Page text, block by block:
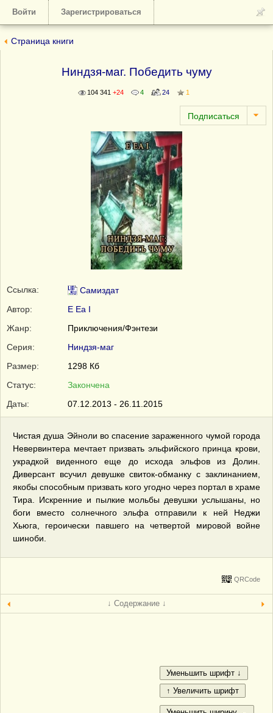
Войти Зарегистрироваться
Страница книги
Ниндзя-маг. Победить чуму
104 341 +24 4 24 1
Ссылка:
Самиздат
Автор:
E Ea I
Жанр:
Приключения/Фэнтези
Серия:
Ниндзя-маг
Размер:
1298 Кб
Статус:
Закончена
Даты:
07.12.2013 - 26.11.2015
Чистая душа Эйноли во спасение зараженного чумой города
Невервинтера мечтает призвать эльфийского принца крови,
украдкой виденного еще до исхода эльфов из Долин.
Диверсант всучил девушке свиток-обманку с заклинанием,
якобы способным призвать кого угодно через портал в храме
Тира. Искренние и пылкие мольбы девушки услышаны, но
боги вместо солнечного эльфа отправили к ней Неджи
Хьюга, героически павшего на четвертой мировой войне
шиноби.
QRCode
↓ Содержание ↓